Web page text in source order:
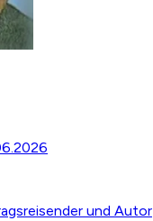
und Autor